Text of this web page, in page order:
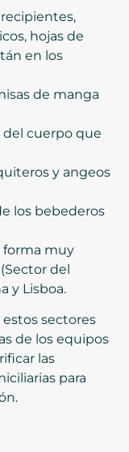
hojas de
en los
de manga
del cuerpo que
y angeos
los bebederos
forma muy
del
y Lisboa.
sectores
de los equipos
las
para